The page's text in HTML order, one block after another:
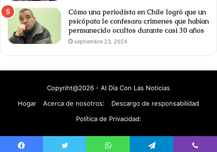
Cómo una periodista en Chile logró que un
psicópata le confesara crímenes que habían
permanecido ocultos durante casi 30 años
septiembre 23, 2024
Copyriht@2026 - Al Día Con Las Noticias
Hogar
Acerca de nosotros:
Descargo de responsabilidad
Política de Privacidad: